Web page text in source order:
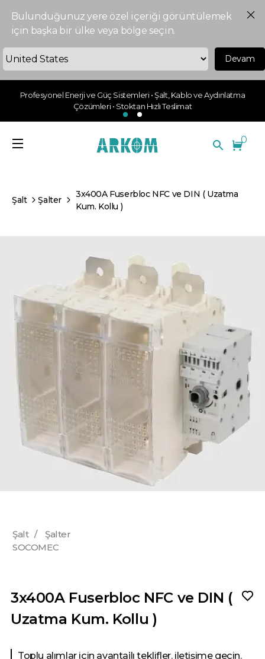
Bulunduğunuz yere özel içeriği görüntülemek
için başka bir ülke veya bölge seçin.
Devam
Profesyonel Enerji ve Güç Sistemleri • Şalt, Kablo ve Aydınlatma
Çözümleri • Stoktan Hızlı Teslimat
0
Şalt Şalter
3x400A Fuserbloc NFC ve DIN ( Uzatma
Kum. Kollu )
Şalt /
Şalter
SOCOMEC
3x400A Fuserbloc NFC ve DIN (
Uzatma Kum. Kollu )
Toplu alımlar için avantajlı teklifler. iletişime geçin.